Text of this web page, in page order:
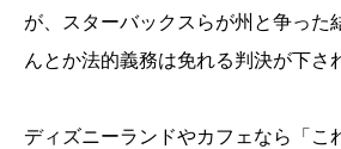
が、スターバックスらが州と争った
んとか法的義務は免れる判決が下さ
ディズニーランドやカフェなら「こ